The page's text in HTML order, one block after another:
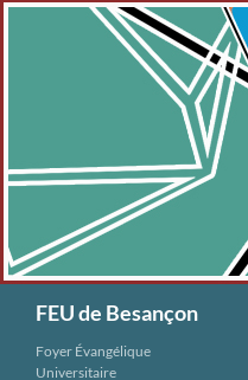
Aller
FEU de Besançon
Foyer Évangélique
Universitaire